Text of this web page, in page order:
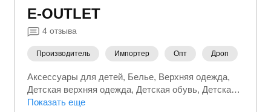
E-OUTLET
4 отзыва
Производитель Импортер Опт Дроп
Аксессуары для детей Белье Верхняя одежда
Детская верхняя одежда Детская обувь Детская
одежда Детские игрушки
Показать еще